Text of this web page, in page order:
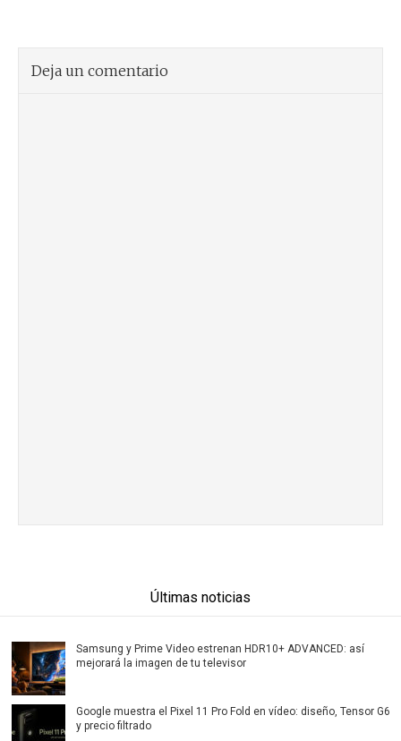
Deja un comentario
Últimas noticias
Samsung y Prime Video estrenan HDR10+ ADVANCED: así
mejorará la imagen de tu televisor
Google muestra el Pixel 11 Pro Fold en vídeo: diseño, Tensor G6
y precio filtrado